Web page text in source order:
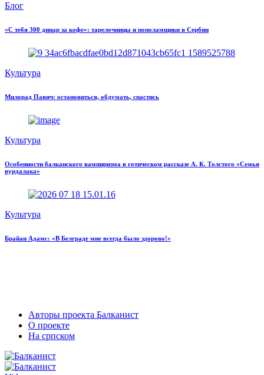
Блог
«С тебя 300 динар за кофе»: тарелочницы и пополамщики в Сербии
Культура
Милорад Павич: остановиться, обдумать, спастись
Культура
Особенности балканского вампиризма в готическом рассказе А. К. Толстого «Семья
вурдалака»
Культура
Брайан Адамс: «В Белграде мне всегда было здорово!»
Авторы проекта Балканист
О проекте
На српском